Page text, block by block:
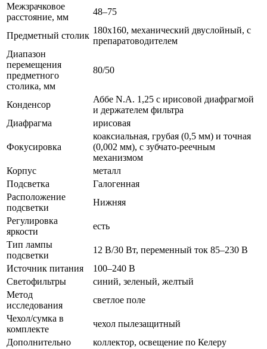
Межзрачковое
расстояние, мм
48–75
Предметный столик
180х160, механический двуслойный, с
препаратоводителем
Диапазон
перемещения
предметного
столика, мм
80/50
Конденсор
Аббе N.A. 1,25 с ирисовой диафрагмой
и держателем фильтра
Диафрагма
ирисовая
Фокусировка
коаксиальная, грубая (0,5 мм) и точная
(0,002 мм), с зубчато-реечным
механизмом
Корпус
металл
Подсветка
Галогенная
Расположение
подсветки
Нижняя
Регулировка
яркости
есть
Тип лампы
подсветки
12 В/30 Вт, переменный ток 85–230 В
Источник питания
100–240 В
Светофильтры
синий, зеленый, желтый
Метод
исследования
светлое поле
Чехол/сумка в
комплекте
чехол пылезащитный
Дополнительно
коллектор, освещение по Келеру